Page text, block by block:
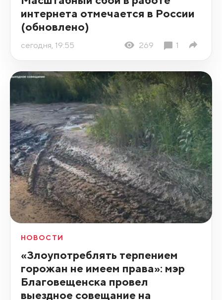
интернета отмечается в России
(обновлено)
сегодня, 19:55 269 1
НОВОСТИ
«Злоупотреблять терпением
горожан не имеем права»: мэр
Благовещенска провел
выездное совещание на